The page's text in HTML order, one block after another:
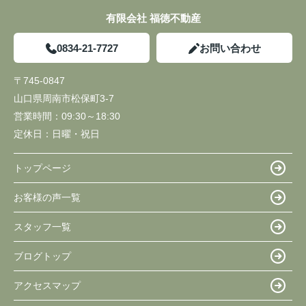
有限会社 福徳不動産
0834-21-7727 お問い合わせ
〒745-0847
山口県周南市松保町3-7
営業時間： 09:30～18:30
定休日： 日曜・祝日
トップページ
お客様の声一覧
スタッフ一覧
ブログトップ
アクセスマップ